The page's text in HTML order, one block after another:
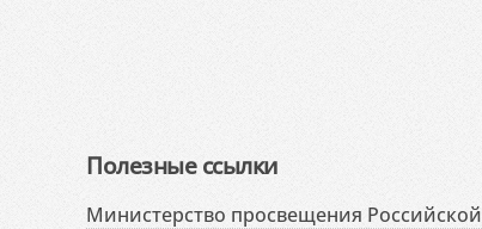
Полезные ссылки
Министерство просвещения